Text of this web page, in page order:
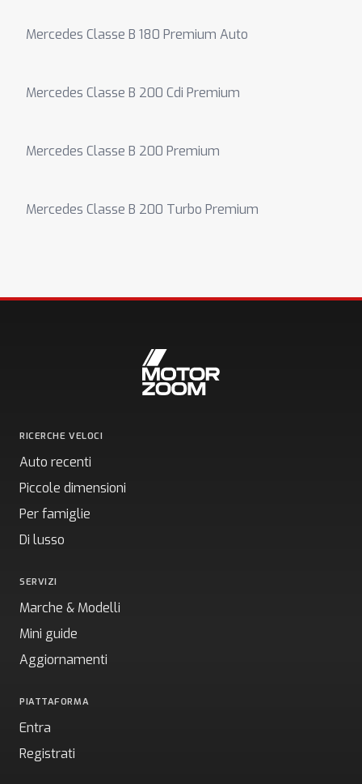
Mercedes Classe B 180 Premium Auto
Mercedes Classe B 200 Cdi Premium
Mercedes Classe B 200 Premium
Mercedes Classe B 200 Turbo Premium
RICERCHE VELOCI
Auto recenti
Piccole dimensioni
Per famiglie
Di lusso
SERVIZI
Marche & Modelli
Mini guide
Aggiornamenti
PIATTAFORMA
Entra
Registrati